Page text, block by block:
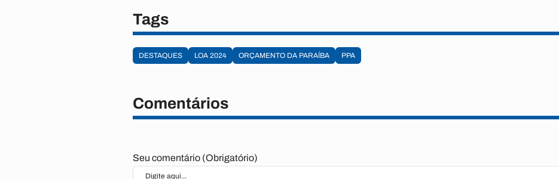
Tags
DESTAQUES LOA 2024 ORÇAMENTO DA PARAÍBA PPA
Comentários
Seu comentário (Obrigatório)